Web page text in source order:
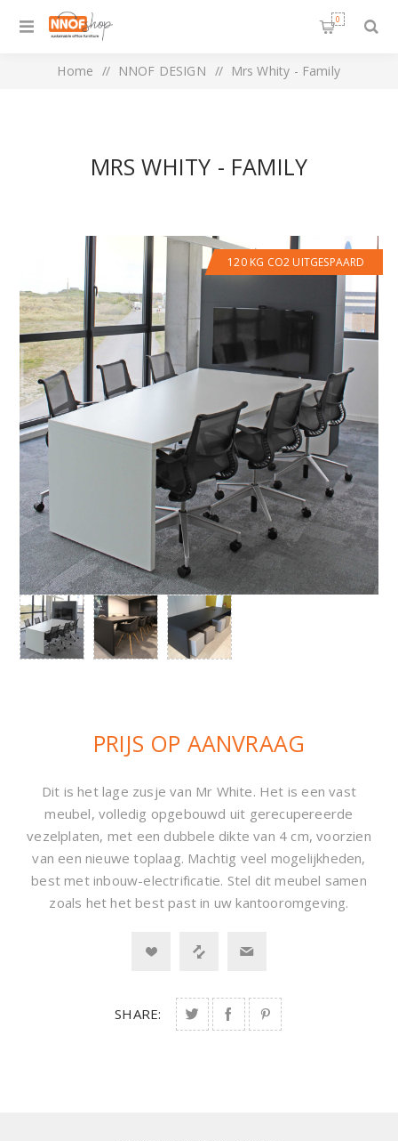
0
Home / NNOF DESIGN / Mrs Whity - Family
120 KG CO2 UITGESPAARD
MRS WHITY - FAMILY
PRIJS OP AANVRAAG
Dit is het lage zusje van Mr White. Het is een vast
meubel, volledig opgebouwd uit gerecupereerde
vezelplaten, met een dubbele dikte van 4 cm, voorzien
van een nieuwe toplaag. Machtig veel mogelijkheden,
best met inbouw-electrificatie. Stel dit meubel samen
zoals het het best past in uw kantooromgeving.
SHARE: